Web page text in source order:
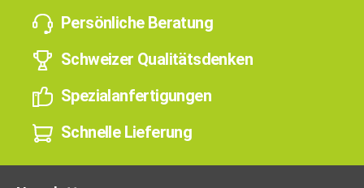
Persönliche Beratung
Schweizer Qualitätsdenken
Spezialanfertigungen
Schnelle Lieferung